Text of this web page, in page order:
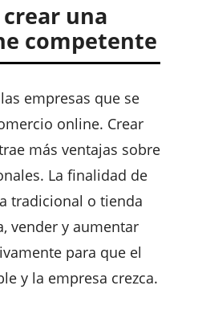
crear una
competente
empresas que se
online. Crear
más ventajas sobre
La finalidad de
tradicional o tienda
vender y aumentar
para que el
y la empresa crezca.